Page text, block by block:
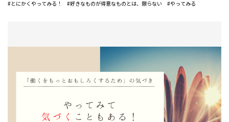
#とにかくやってみる！ #好きなものが得意なものとは、限らない #やってみる